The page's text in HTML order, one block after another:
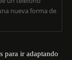
nueva forma de
para ir adaptando